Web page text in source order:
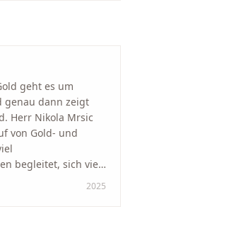
geht es um
genau dann zeigt
Herr Nikola Mrsic
von Gold- und
begleitet, sich viel
den Ablauf von der2025